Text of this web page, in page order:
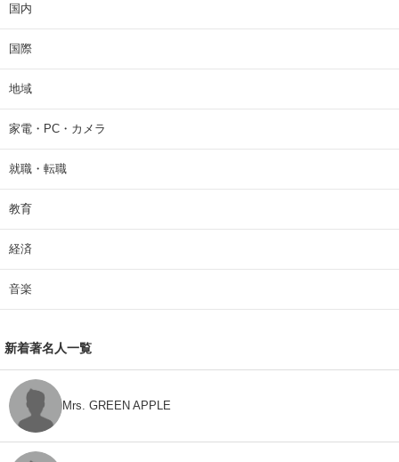
国内
国際
地域
家電・PC・カメラ
就職・転職
教育
経済
音楽
新着著名人一覧
Mrs. GREEN APPLE